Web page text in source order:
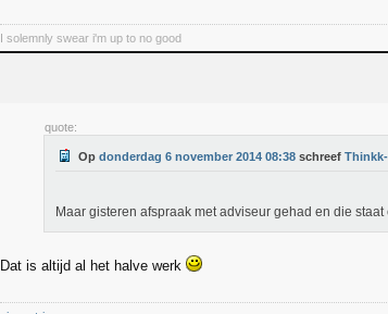
I solemnly swear i'm up to no good
quote:
Op donderdag 6 november 2014 08:38 schreef
Maar gisteren afspraak met adviseur gehad en die staat
Dat is altijd al het halve werk